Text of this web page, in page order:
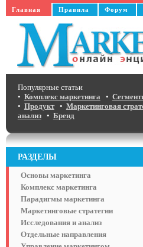
Главная Правила Форум
Популярные статьи
• Комплекс маркетинга •
• Продукт• Маркетинговая
анализ• Бренд
РАЗДЕЛЫ
Основы маркетинга
Комплекс маркетинга
Парадигмы маркетинга
Маркетинговые стратегии
Исследования и анализ
Отдельные направления